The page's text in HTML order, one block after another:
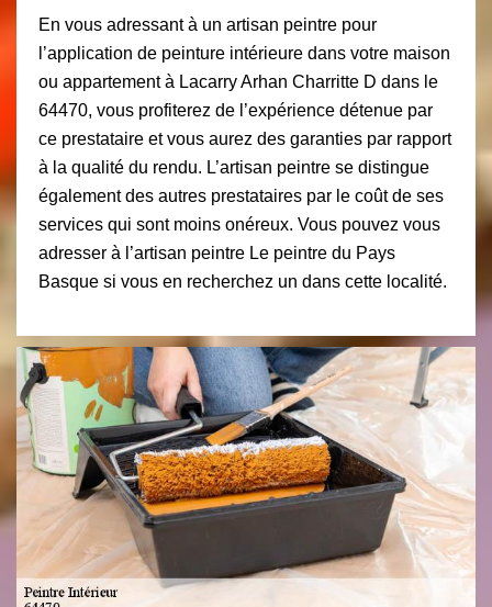
En vous adressant à un artisan peintre pour
l’application de peinture intérieure dans votre maison
ou appartement à Lacarry Arhan Charritte D dans le
64470, vous profiterez de l’expérience détenue par
ce prestataire et vous aurez des garanties par rapport
à la qualité du rendu. L’artisan peintre se distingue
également des autres prestataires par le coût de ses
services qui sont moins onéreux. Vous pouvez vous
adresser à l’artisan peintre Le peintre du Pays
Basque si vous en recherchez un dans cette localité.